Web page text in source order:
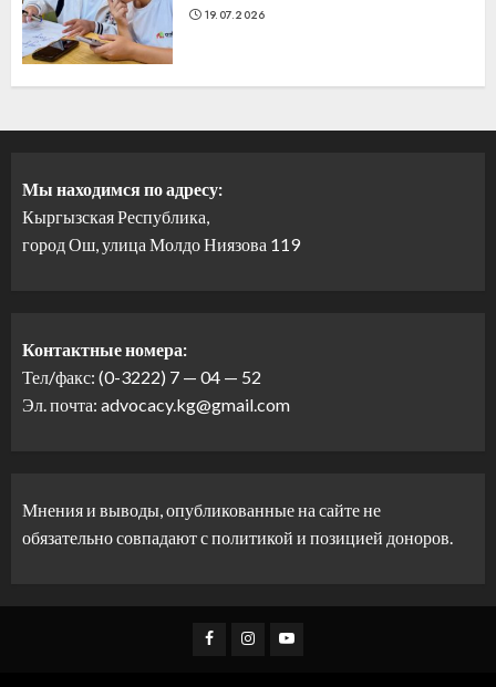
19.07.2026
Мы находимся по адресу:
Кыргызская Республика,
город Ош, улица Молдо Ниязова 119
Контактные номера:
Тел/факс: (0-3222) 7 — 04 — 52
Эл. почта: advocacy.kg@gmail.com
Мнения и выводы, опубликованные на сайте не
обязательно совпадают с политикой и позицией доноров.
Facebook
Instagram
Youtube